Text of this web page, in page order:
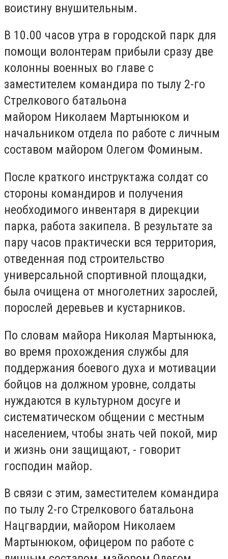
воистину внушительным.
В 10.00 часов утра в городской парк для
помощи волонтерам прибыли сразу две
колонны военных во главе с
заместителем командира по тылу 2-го
Стрелкового батальона
майором Николаем Мартынюком и
начальником отдела по работе с личным
составом майором Олегом Фоминым.
После краткого инструктажа солдат со
стороны командиров и получения
необходимого инвентаря в дирекции
парка, работа закипела. В результате за
пару часов практически вся территория,
отведенная под строительство
универсальной спортивной площадки,
была очищена от многолетних зарослей,
порослей деревьев и кустарников.
По словам майора Николая Мартынюка,
во время прохождения службы для
поддержания боевого духа и мотивации
бойцов на должном уровне, солдаты
нуждаются в культурном досуге и
систематическом общении с местным
населением, чтобы знать чей покой, мир
и жизнь они защищают, - говорит
господин майор.
В связи с этим, заместителем командира
по тылу 2-го Стрелкового батальона
Нацгвардии, майором Николаем
Мартынюком, офицером по работе с